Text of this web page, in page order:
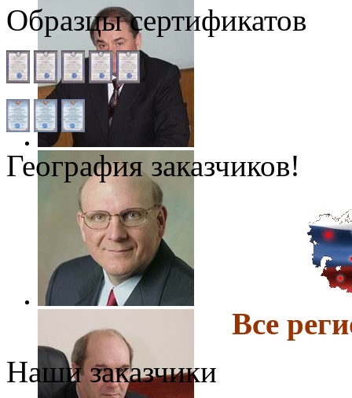
Образцы сертификатов
География заказчиков!
Все
Наши заказчики